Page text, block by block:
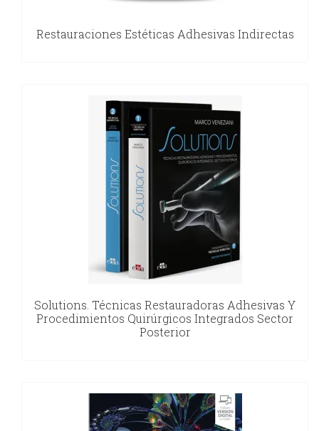
Restauraciones Estéticas Adhesivas Indirectas
Solutions. Técnicas Restauradoras Adhesivas Y
Procedimientos Quirúrgicos Integrados Sector
Posterior